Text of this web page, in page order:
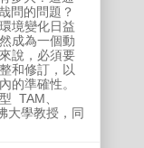
問的問題？
境變化日益
成為一個動
說，必須要
和修訂，以
的準確性。
TAM、
大學教授，同